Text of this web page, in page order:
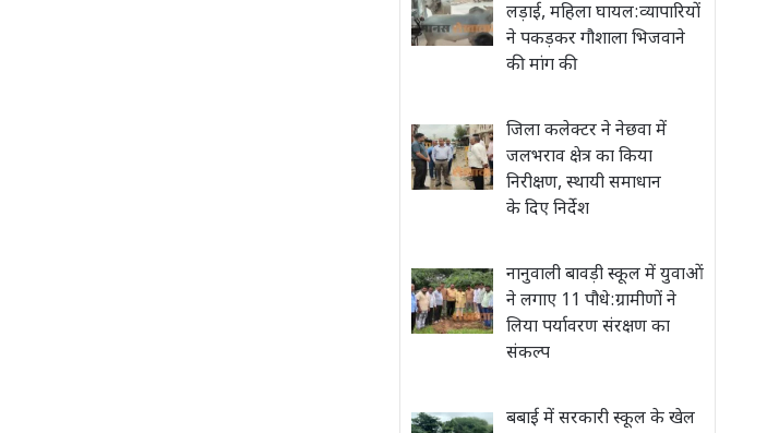
लड़ाई, महिला घायल:व्यापारियों
ने पकड़कर गौशाला भिजवाने
की मांग की
जिला कलेक्टर ने नेछवा में
जलभराव क्षेत्र का किया
निरीक्षण, स्थायी समाधान
के दिए निर्देश
नानुवाली बावड़ी स्कूल में युवाओं
ने लगाए 11 पौधे:ग्रामीणों ने
लिया पर्यावरण संरक्षण का
संकल्प
बबाई में सरकारी स्कूल के खेल